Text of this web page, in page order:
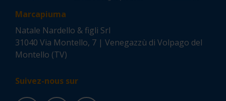
Marcapiuma
Natale Nardello & figli Srl
31040 Via Montello, 7 | Venegazzù di Volpago del
Montello (TV)
Suivez-nous sur